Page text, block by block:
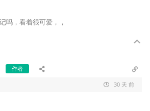
吗，看着很可爱，，
作者
30 天 前